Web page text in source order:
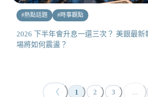
#熱點話題 #時事觀點
2026 下半年會升息一還三次？ 美銀最新
場將如何震盪？
〈 1 2 3 ...